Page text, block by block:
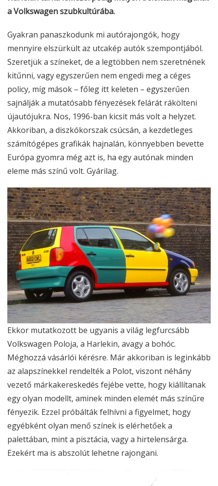
a Volkswagen szubkultúrába.
Gyakran panaszkodunk mi autórajongók, hogy
mennyire elszürkült az utcakép autók szempontjából.
Szeretjük a színeket, de a legtöbben nem szeretnének
kitűnni, vagy egyszerűen nem engedi meg a céges
policy, míg mások – főleg itt keleten – egyszerűen
sajnálják a mutatósabb fényezések felárát rákölteni
újautójukra. Nos, 1996-ban kicsit más volt a helyzet.
Akkoriban, a diszkókorszak csúcsán, a kezdetleges
számítógépes grafikák hajnalán, könnyebben bevette
Európa gyomra még azt is, ha egy autónak minden
eleme más színű volt. Gyárilag.
Ekkor mutatkozott be ugyanis a világ legfurcsább
Volkswagen Poloja, a Harlekin, avagy a bohóc.
Méghozzá vásárlói kérésre. Már akkoriban is leginkább
az alapszínekkel rendelték a Polot, viszont néhány
vezető márkakereskedés fejébe vette, hogy kiállítanak
egy olyan modellt, aminek minden elemét más színűre
fényezik. Ezzel próbálták felhívni a figyelmet, hogy
egyébként olyan menő színek is elérhetőek a
palettában, mint a pisztácia, vagy a hirtelensárga.
Ezekért ma is abszolút lehetne rajongani.